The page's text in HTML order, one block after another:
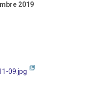
2019
09.jpg